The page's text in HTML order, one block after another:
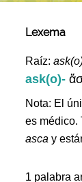
Lexema
Raíz:
ask(o)-
Nota: El
es médico.
asca y
1 palabra